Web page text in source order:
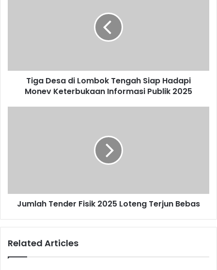
Tiga Desa di Lombok Tengah Siap Hadapi
Monev Keterbukaan Informasi Publik 2025
Jumlah Tender Fisik 2025 Loteng Terjun Bebas
Related Articles